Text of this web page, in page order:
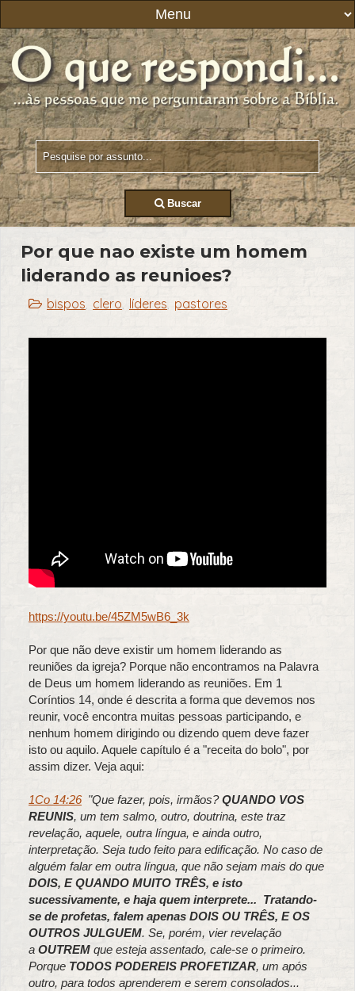
Buscar
Por que nao existe um homem
liderando as reunioes?
bispos, clero, líderes, pastores
https://youtu.be/45ZM5wB6_3k
Por que não deve existir um homem liderando as
reuniões da igreja? Porque não encontramos na Palavra
de Deus um homem liderando as reuniões. Em 1
Coríntios 14, onde é descrita a forma que devemos nos
reunir, você encontra muitas pessoas participando, e
nenhum homem dirigindo ou dizendo quem deve fazer
isto ou aquilo. Aquele capítulo é a "receita do bolo", por
assim dizer. Veja aqui:
1Co 14:26"Que fazer, pois, irmãos?QUANDO VOS
REUNIS, um tem salmo, outro, doutrina, este traz
revelação, aquele, outra língua, e ainda outro,
interpretação. Seja tudo feito para edificação. No caso de
alguém falar em outra língua, que não sejam mais do que
DOIS, E QUANDO MUITO TRÊS, e isto
sucessivamente, e haja quem interprete... Tratando-
se de profetas, falem apenas DOIS OU TRÊS, E OS
OUTROS JULGUEM. Se, porém, vier revelação
a OUTREM que esteja assentado, cale-se o primeiro.
Porque TODOS PODEREIS PROFETIZAR, um após
outro, para todos aprenderem e serem consolados...